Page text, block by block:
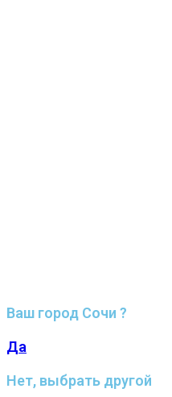
Ваш город Сочи ?
Да
Нет, выбрать другой